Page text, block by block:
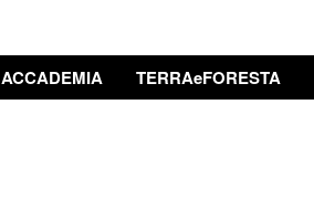
ACCADEMIA TERRAeFORESTA